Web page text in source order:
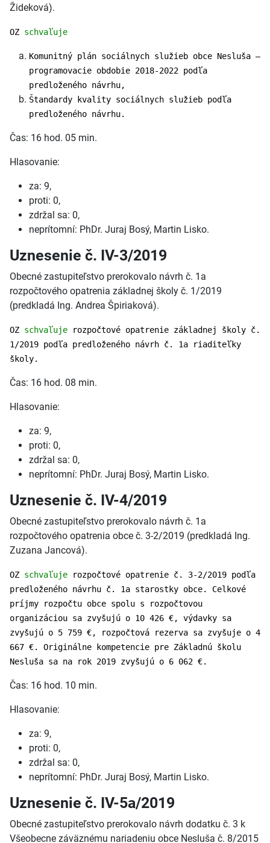
Žideková).
OZ schvaľuje
Komunitný plán sociálnych služieb obce Nesluša –
programovacie obdobie 2018-2022 podľa
predloženého návrhu,
Štandardy kvality sociálnych služieb podľa
predloženého návrhu.
Čas: 16 hod. 05 min.
Hlasovanie:
za: 9,
proti: 0,
zdržal sa: 0,
neprítomní: PhDr. Juraj Bosý, Martin Lisko.
Uznesenie č. IV-3/2019
Obecné zastupiteľstvo prerokovalo návrh č. 1a
rozpočtového opatrenia základnej školy č. 1/2019
(predkladá Ing. Andrea Špiriaková).
OZ schvaľuje rozpočtové opatrenie základnej školy č.
1/2019 podľa predloženého návrh č. 1a riaditeľky
školy.
Čas: 16 hod. 08 min.
Hlasovanie:
za: 9,
proti: 0,
zdržal sa: 0,
neprítomní: PhDr. Juraj Bosý, Martin Lisko.
Uznesenie č. IV-4/2019
Obecné zastupiteľstvo prerokovalo návrh č. 1a
rozpočtového opatrenia obce č. 3-2/2019 (predkladá Ing.
Zuzana Jancová).
OZ schvaľuje rozpočtové opatrenie č. 3-2/2019 podľa
predloženého návrhu č. 1a starostky obce. Celkové
príjmy rozpočtu obce spolu s rozpočtovou
organizáciou sa zvyšujú o 10 426 €, výdavky sa
zvyšujú o 5 759 €, rozpočtová rezerva sa zvyšuje o 4
667 €. Originálne kompetencie pre Základnú školu
Nesluša sa na rok 2019 zvyšujú o 6 062 €.
Čas: 16 hod. 10 min.
Hlasovanie:
za: 9,
proti: 0,
zdržal sa: 0,
neprítomní: PhDr. Juraj Bosý, Martin Lisko.
Uznesenie č. IV-5a/2019
Obecné zastupiteľstvo prerokovalo návrh dodatku č. 3 k
Všeobecne záväznému nariadeniu obce Nesluša č. 8/2015